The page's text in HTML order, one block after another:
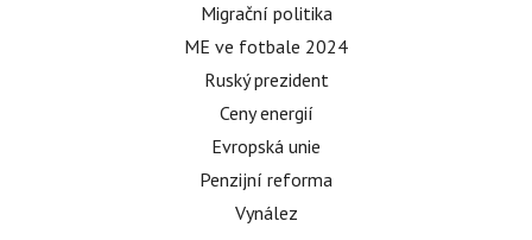
Migrační politika
ME ve fotbale 2024
Ruský prezident
Ceny energií
Evropská unie
Penzijní reforma
Vynález